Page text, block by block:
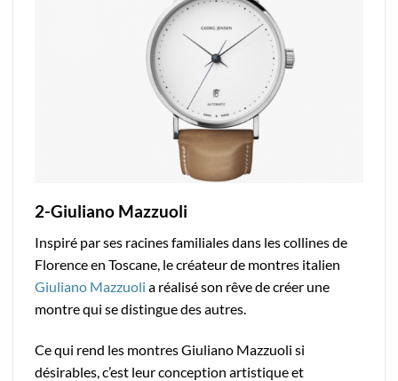
2-Giuliano Mazzuoli
Inspiré par ses racines familiales dans les collines de
Florence en Toscane, le créateur de montres italien
Giuliano Mazzuoli a réalisé son rêve de créer une
montre qui se distingue des autres.
Ce qui rend les montres Giuliano Mazzuoli si
désirables, c’est leur conception artistique et